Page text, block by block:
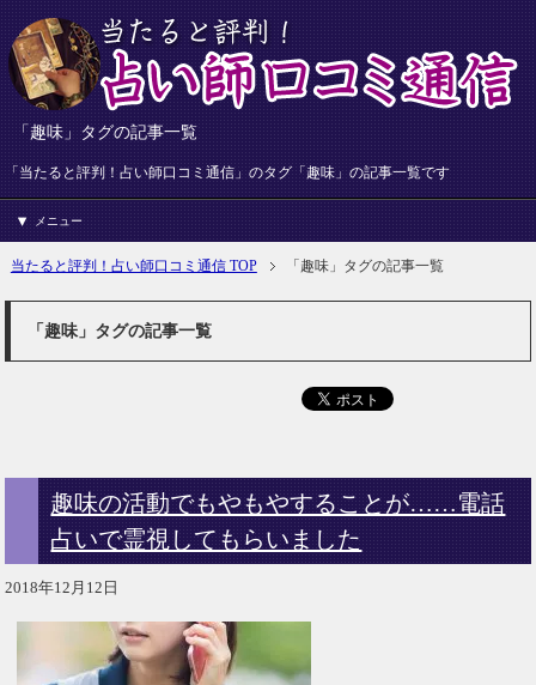
「趣味」タグの記事一覧
「当たると評判！占い師口コミ通信」のタグ「趣味」の記事一覧です
メニュー
当たると評判！占い師口コミ通信 TOP 「趣味」タグの記事一覧
「趣味」タグの記事一覧
趣味の活動でもやもやすることが……電話
占いで霊視してもらいました
2018年12月12日